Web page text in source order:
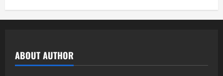
ABOUT AUTHOR